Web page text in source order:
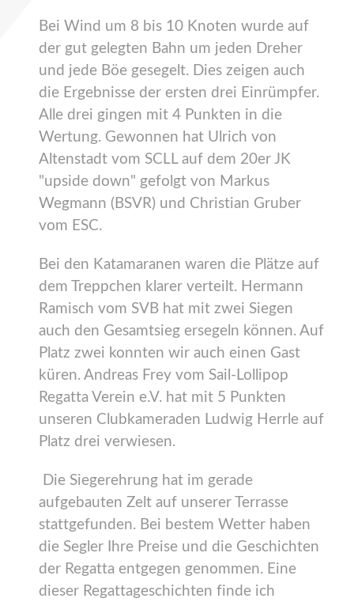
Bei Wind um 8 bis 10 Knoten wurde auf
der gut gelegten Bahn um jeden Dreher
und jede Böe gesegelt. Dies zeigen auch
die Ergebnisse der ersten drei Einrümpfer.
Alle drei gingen mit 4 Punkten in die
Wertung. Gewonnen hat Ulrich von
Altenstadt vom SCLL auf dem 20er JK
"upside down" gefolgt von Markus
Wegmann (BSVR) und Christian Gruber
vom ESC.
Bei den Katamaranen waren die Plätze auf
dem Treppchen klarer verteilt. Hermann
Ramisch vom SVB hat mit zwei Siegen
auch den Gesamtsieg ersegeln können. Auf
Platz zwei konnten wir auch einen Gast
küren. Andreas Frey vom Sail-Lollipop
Regatta Verein e.V. hat mit 5 Punkten
unseren Clubkameraden Ludwig Herrle auf
Platz drei verwiesen.
Die Siegerehrung hat im gerade
aufgebauten Zelt auf unserer Terrasse
stattgefunden. Bei bestem Wetter haben
die Segler Ihre Preise und die Geschichten
der Regatta entgegen genommen. Eine
dieser Regattageschichten finde ich